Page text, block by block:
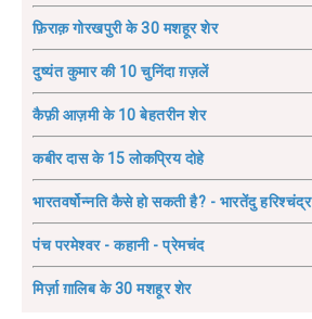
फ़िराक़ गोरखपुरी के 30 मशहूर शेर
दुष्यंत कुमार की 10 चुनिंदा ग़ज़लें
कैफ़ी आज़मी के 10 बेहतरीन शेर
कबीर दास के 15 लोकप्रिय दोहे
भारतवर्षोन्नति कैसे हो सकती है? - भारतेंदु हरिश्चंद्र
पंच परमेश्वर - कहानी - प्रेमचंद
मिर्ज़ा ग़ालिब के 30 मशहूर शेर